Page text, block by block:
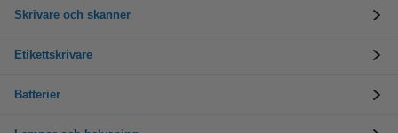
Skrivare och skanner
Etikettskrivare
Batterier